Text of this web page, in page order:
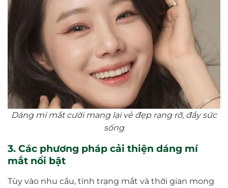
Dáng mí mắt cười mang lại vẻ đẹp rạng rỡ, đầy sức
sống
3. Các phương pháp cải thiện dáng mí
mắt nổi bật
Tùy vào nhu cầu, tình trạng mắt và thời gian mong